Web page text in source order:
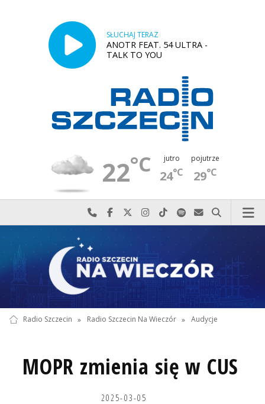
SŁUCHAJ TERAZ
ANOTR FEAT. 54 ULTRA -
TALK TO YOU
22°C jutro
24°C
pojutrze
29°C
Najlepiej po prostu do nas zadzwoń
Odwiedź nas na Facebook-u
Odwiedź nas na X
Odwiedź nas na Instagram-ie
Odwiedź nas na TikTok-u
Szukaj nas na Spotify
Wyślij do nas
Szukaj
Radio Szczecin » Radio Szczecin Na Wieczór » Audycje
MOPR zmienia się w CUS
2025-03-05